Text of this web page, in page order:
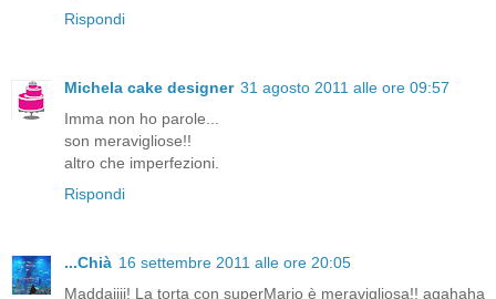
Rispondi
Michela cake designer 31 agosto 2011 alle ore 09:57
Imma non ho parole...
son meravigliose!!
altro che imperfezioni.
Rispondi
...Chià 16 settembre 2011 alle ore 20:05
Maddaiiii! La torta con superMario è meravigliosa!! agahaha